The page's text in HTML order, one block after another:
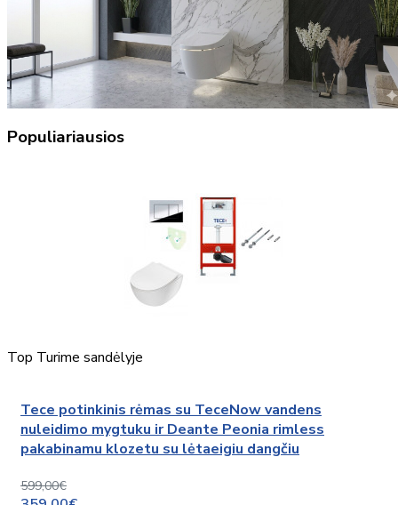
Populiariausios
Top Turime sandėlyje
Tece potinkinis rėmas su TeceNow vandens
nuleidimo mygtuku ir Deante Peonia rimless
pakabinamu klozetu su lėtaeigiu dangčiu
599,00€